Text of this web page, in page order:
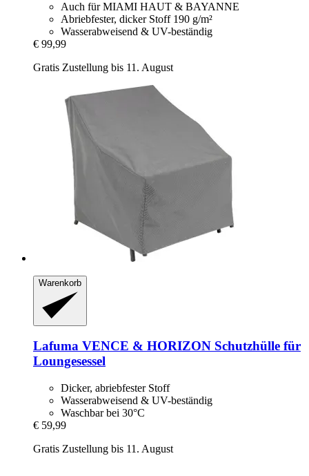
Auch für MIAMI HAUT & BAYANNE
Abriebfester, dicker Stoff 190 g/m²
Wasserabweisend & UV-beständig
€ 99,99
Gratis Zustellung bis 11. August
Warenkorb
Lafuma VENCE & HORIZON Schutzhülle für
Loungesessel
Dicker, abriebfester Stoff
Wasserabweisend & UV-beständig
Waschbar bei 30°C
€ 59,99
Gratis Zustellung bis 11. August